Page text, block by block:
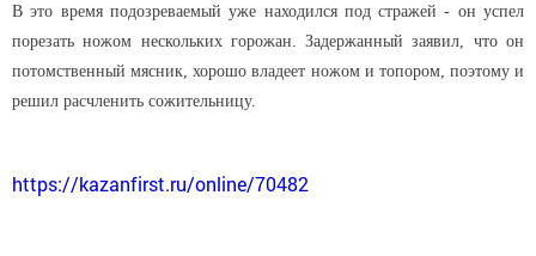
В это время подозреваемый уже находился под стражей - он успел
порезать ножом нескольких горожан. Задержанный заявил, что он
потомственный мясник, хорошо владеет ножом и топором, поэтому и
решил расчленить сожительницу.
https://kazanfirst.ru/online/70482